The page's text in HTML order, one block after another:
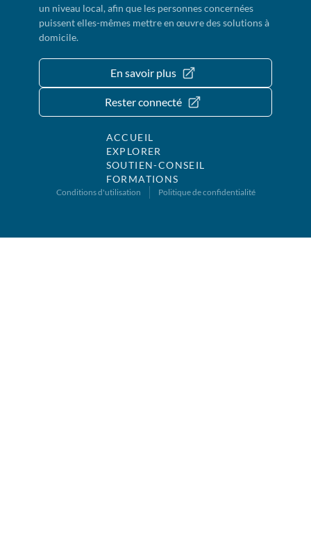
un niveau local, afin que les personnes concernées
puissent elles-mêmes mettre en œuvre des solutions à
domicile.
En savoir plus
Rester connecté
ACCUEIL
EXPLORER
SOUTIEN-CONSEIL
FORMATIONS
Conditions d'utilisation Politique de confidentialité